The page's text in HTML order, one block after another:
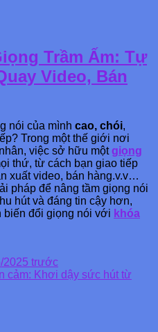
Trầm Ấm: Tự
Video, Bán
nói của mình cao, chói,
Trong một thế giới nơi
việc sở hữu một giọng
thứ, từ cách bạn giao tiếp
xuất video, bán hàng.v.v…
pháp để nâng tầm giọng nói
hút và đáng tin cậy hơn,
biến đổi giọng nói với khóa
2025 trước